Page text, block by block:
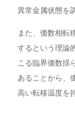
異常金属状態を
また、価数相転
するという理論
こる臨界価数揺
あることから、
高い転移温度を